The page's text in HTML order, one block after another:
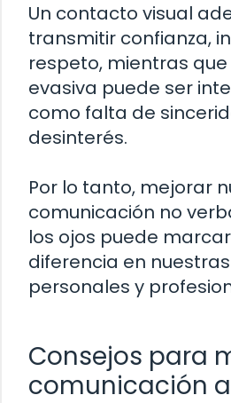
Un contacto visual
transmitir confianza,
respeto, mientras
evasiva puede ser
como falta de
desinterés.
Por lo tanto, mejorar
comunicación no
los ojos puede
diferencia en
personales y
Consejos para
comunicación